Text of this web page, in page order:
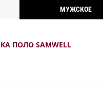
МУЖСКОЕ
ПОЛО SAMWELL